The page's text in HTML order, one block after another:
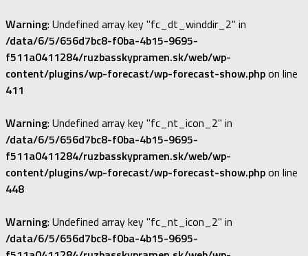
Warning: Undefined array key "fc_dt_winddir_2" in
/data/6/5/656d7bc8-f0ba-4b15-9695-
f511a0411284/ruzbasskypramen.sk/web/wp-
content/plugins/wp-forecast/wp-forecast-show.phpon line
411
Warning: Undefined array key "fc_nt_icon_2" in
/data/6/5/656d7bc8-f0ba-4b15-9695-
f511a0411284/ruzbasskypramen.sk/web/wp-
content/plugins/wp-forecast/wp-forecast-show.phpon line
448
Warning: Undefined array key "fc_nt_icon_2" in
/data/6/5/656d7bc8-f0ba-4b15-9695-